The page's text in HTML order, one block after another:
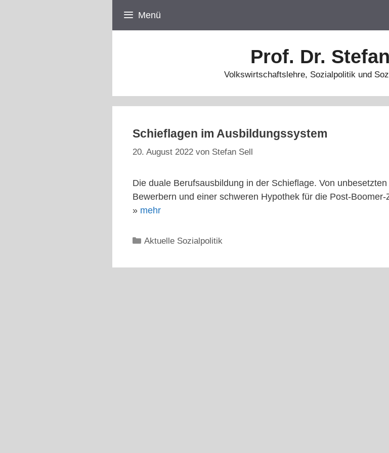
Menü
Prof. Dr. Stefan
Volkswirtschaftslehre, Sozialpolitik und
Schieflagen im Ausbildungssystem
20. August 2022 von Stefan Sell
Die duale Berufsausbildung in der Schieflage. Von
Bewerbern und einer schweren Hypothek für die Post-Boomer-
» mehr
Kategorien
Aktuelle Sozialpolitik